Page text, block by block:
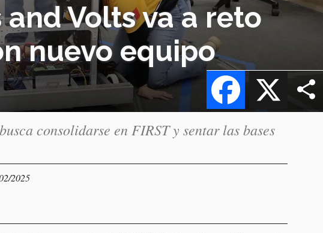
and Volts va a reto
nuevo equipo
X
Facebook
consolidarse en FIRST y sentar las bases
2025